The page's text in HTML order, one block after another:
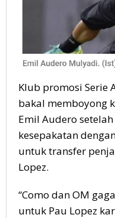
Klub promosi Serie
bakal memboyong
Emil Audero
kesepakatan
untuk transfer
Lopez.
“Como dan OM
untuk Pau Lopez